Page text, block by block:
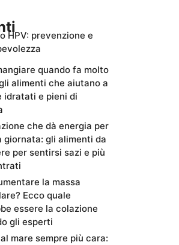
HPV: prevenzione e
quando fa molto
alimenti che aiutano a
idratati e pieni di
che dà energia per
giornata: gli alimenti da
per sentirsi sazi e più
la massa
Ecco quale
essere la colazione
gli esperti
mare sempre più cara: